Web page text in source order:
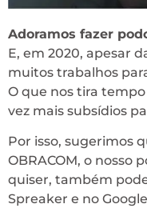
Adoramos fazer
E, em 2020, apesar
muitos trabalhos
O que nos tira
vez mais subsídios
Por isso, sugerimos
OBRACOM, o nosso
quiser, também
Spreaker e no